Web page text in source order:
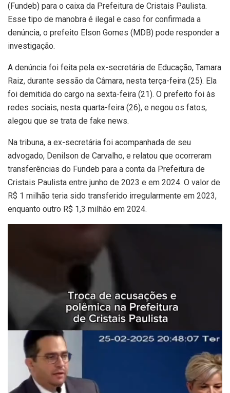
(Fundeb) para o caixa da Prefeitura de Cristais Paulista.
Esse tipo de manobra é ilegal e caso for confirmada a
denúncia, o prefeito Elson Gomes (MDB) pode responder a
investigação.
A denúncia foi feita pela ex-secretária de Educação, Tamara
Raiz, durante sessão da Câmara, nesta terça-feira (25). Ela
foi demitida do cargo na sexta-feira (21). O prefeito foi às
redes sociais, nesta quarta-feira (26), e negou os fatos,
alegou que se trata de fake news.
Na tribuna, a ex-secretária foi acompanhada de seu
advogado, Denilson de Carvalho, e relatou que ocorreram
transferências do Fundeb para a conta da Prefeitura de
Cristais Paulista entre junho de 2023 e em 2024. O valor de
R$ 1 milhão teria sido transferido irregularmente em 2023,
enquanto outro R$ 1,3 milhão em 2024.